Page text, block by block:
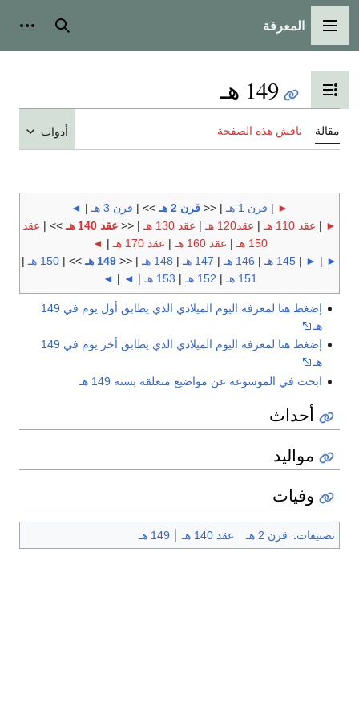
القائمة الرئيسية
المعرفة بحث
تبديل عرض جدول المحتويات
149 هـ
مقالة ناقش هذه الصفحة أدوات
►
| قرن 1 هـ | << قرن 2 هـ >> | قرن 3 هـ |
◄
►
| عقد 110 هـ | عقد120 هـ | عقد 130 هـ | << عقد 140 هـ >> | عقد
150 هـ
| عقد 160 هـ | عقد 170 هـ |
◄
►
|
►
| 145 هـ | 146 هـ | 147 هـ | 148 هـ | << 149 هـ >> | 150 هـ
|
151 هـ
| 152 هـ | 153 هـ |
◄
|
◄
إضغط هنا لمعرفة اليوم الميلادي الذي يطابق أول يوم في 149
هـ
إضغط هنا لمعرفة اليوم الميلادي الذي يطابق أخر يوم في 149
هـ
ابحث في الموسوعة عن مواضيع متعلقة بسنة 149 هـ
أحداث
مواليد
وفيات
تصنيفات: قرن 2 هـ عقد 140 هـ 149 هـ